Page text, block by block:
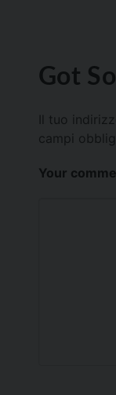
Got
Il tuo
campi
Your